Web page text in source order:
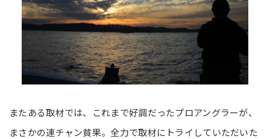
またある取材では、これまで好調だったプロアングラーが、
まさかの連チャン貧果。全力で取材にトライしていただいた